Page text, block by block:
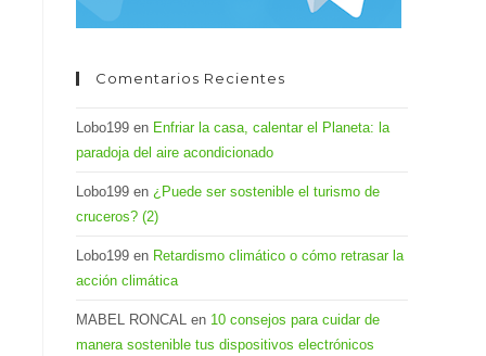
Comentarios Recientes
Lobo199 en Enfriar la casa, calentar el Planeta: la
paradoja del aire acondicionado
Lobo199 en ¿Puede ser sostenible el turismo de
cruceros? (2)
Lobo199 en Retardismo climático o cómo retrasar la
acción climática
MABEL RONCAL en 10 consejos para cuidar de
manera sostenible tus dispositivos electrónicos